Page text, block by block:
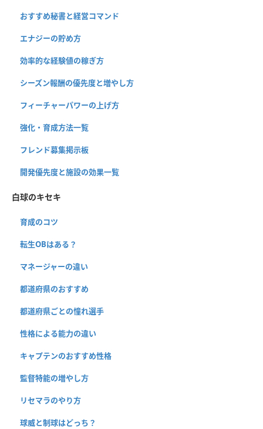
おすすめ秘書と経営コマンド
エナジーの貯め方
効率的な経験値の稼ぎ方
シーズン報酬の優先度と増やし方
フィーチャーパワーの上げ方
強化・育成方法一覧
フレンド募集掲示板
開発優先度と施設の効果一覧
白球のキセキ
育成のコツ
転生OBはある？
マネージャーの違い
都道府県のおすすめ
都道府県ごとの憧れ選手
性格による能力の違い
キャプテンのおすすめ性格
監督特能の増やし方
リセマラのやり方
球威と制球はどっち？